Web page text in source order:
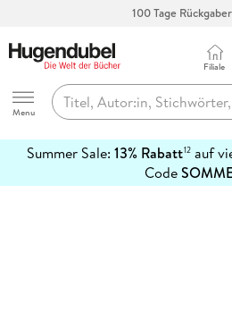
100 Tage
Hugendubel
Menu
Filiale
Summer Sale: 13% Rabatt12auf
Code
erfahren